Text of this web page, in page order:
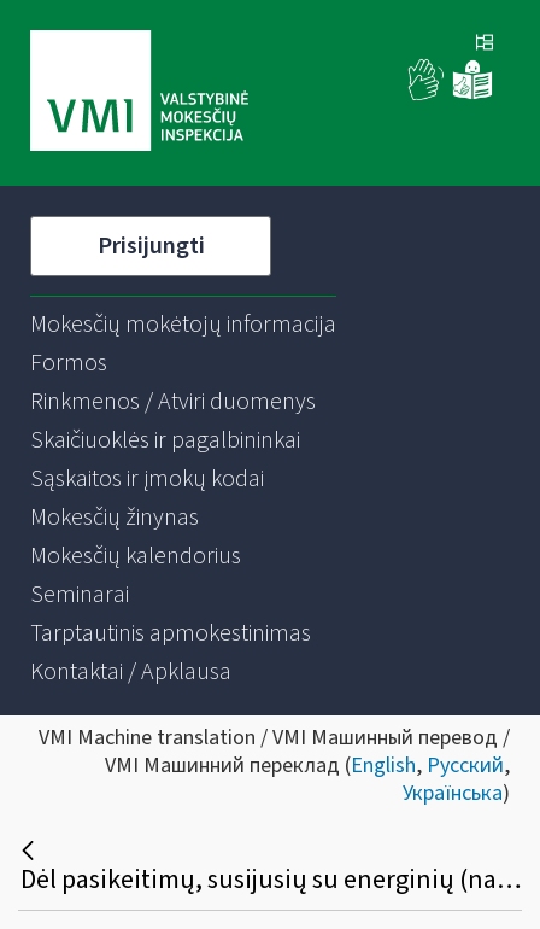
Prisijungti
Mokesčių mokėtojų informacija
Formos
Rinkmenos / Atviri duomenys
Skaičiuoklės ir pagalbininkai
Sąskaitos ir įmokų kodai
Mokesčių žinynas
Mokesčių kalendorius
Seminarai
Tarptautinis apmokestinimas
Kontaktai / Apklausa
VMI Machine translation / VMI Машинный перевод /
VMI Машинний переклад (English, Русский,
Українська)
Dėl pasikeitimų, susijusių su energinių (naftos) produktų apskaita ir ataskaitų teikimu